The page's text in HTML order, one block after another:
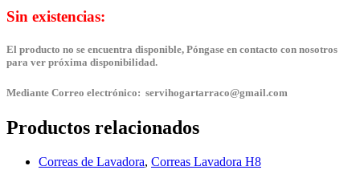
Sin existencias:
El producto no se encuentra disponible, Póngase en contacto con nosotros
para ver próxima disponibilidad.
Mediante Correo electrónico: servihogartarraco@gmail.com
Productos relacionados
Correas de Lavadora, Correas Lavadora H8